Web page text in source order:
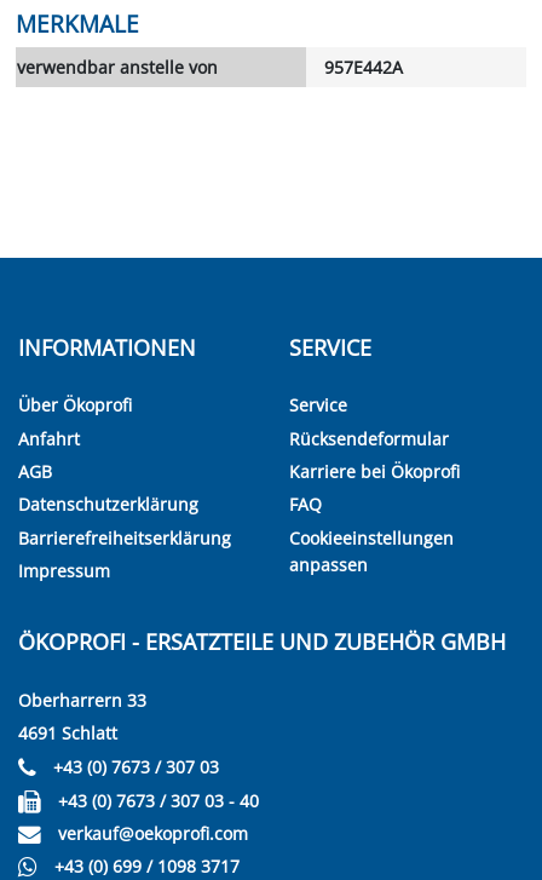
MERKMALE
verwendbar anstelle von 957E442A
INFORMATIONEN
Über Ökoprofi
Anfahrt
AGB
Datenschutzerklärung
Barrierefreiheitserklärung
Impressum
SERVICE
Service
Rücksendeformular
Karriere bei Ökoprofi
FAQ
Cookieeinstellungen
anpassen
ÖKOPROFI - ERSATZTEILE UND ZUBEHÖR GMBH
Oberharrern 33
4691 Schlatt
+43 (0) 7673 / 307 03
+43 (0) 7673 / 307 03 - 40
verkauf@oekoprofi.com
+43 (0) 699 / 1098 3717